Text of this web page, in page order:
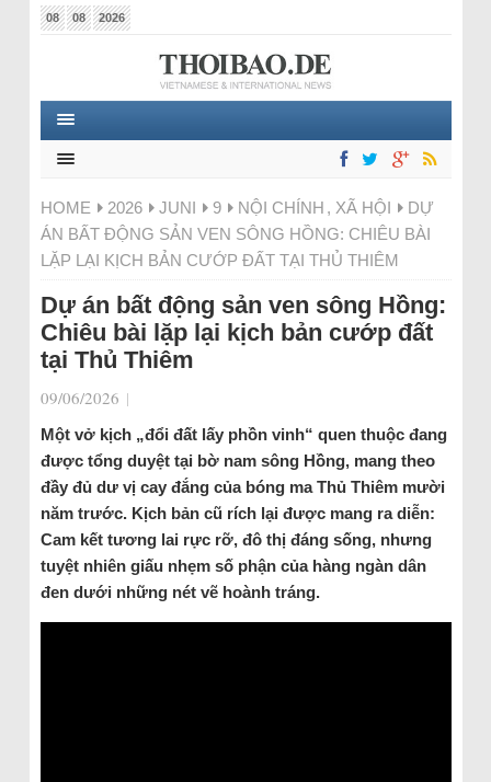
08 08 2026
HOME 2026 JUNI 9 NỘI CHÍNH , XÃ HỘI
DỰ
ÁN BẤT ĐỘNG SẢN VEN SÔNG HỒNG: CHIÊU BÀI
LẶP LẠI KỊCH BẢN CƯỚP ĐẤT TẠI THỦ THIÊM
Dự án bất động sản ven sông Hồng:
Chiêu bài lặp lại kịch bản cướp đất
tại Thủ Thiêm
09/06/2026 |
Một vở kịch „đổi đất lấy phồn vinh“ quen thuộc đang
được tổng duyệt tại bờ nam sông Hồng, mang theo
đầy đủ dư vị cay đắng của bóng ma Thủ Thiêm mười
năm trước. Kịch bản cũ rích lại được mang ra diễn:
Cam kết tương lai rực rỡ, đô thị đáng sống, nhưng
tuyệt nhiên giấu nhẹm số phận của hàng ngàn dân
đen dưới những nét vẽ hoành tráng.